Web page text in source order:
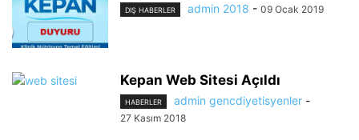
DIŞ HABERLER admin 2018 - 09 Ocak 2019
Kepan Web Sitesi Açıldı
HABERLER admin gencdiyetisyenler -
27 Kasım 2018